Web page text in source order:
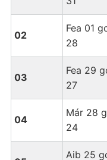
02
Fea 01
28
03
Fea 29
27
04
Már 28
24
Aib 25